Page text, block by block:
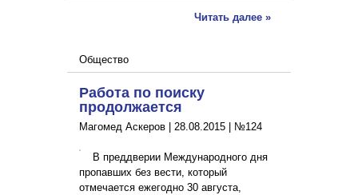
Читать далее »
Общество
Работа по поиску
продолжается
Магомед Аскеров | 28.08.2015 №124
В преддверии Международного дня
пропавших без вести, который
отмечается ежегодно 30 августа,